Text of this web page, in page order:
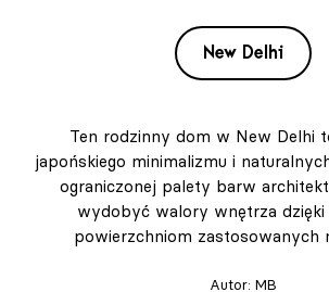
New Delhi
Ten rodzinny dom w New Delhi
japońskiego minimalizmu i
ograniczonej palety barw
wydobyć walory wnętrza
powierzchniom zastosowanych
Autor: MB